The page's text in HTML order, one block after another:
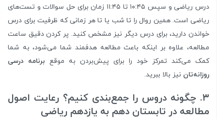
درس ریاضی و سپس ۱۰:۴۵ تا ۱۱:۴۵ زمان برای حل سوالات و تست‌های
ریاضی است. همین روال را تا شب یا تا هر زمانی که ظرفیت برای درس
خواندن دارید، برای درس دیگر نیز مشخص کنید. پر کردن دقیق ساعت
مطالعه، علاوه بر اینکه باعث مطالعه هدفمند شما می‌شود، به شما
کمک می‌کند تمرکز‌ خود را برای پیش‌بردن به موقع برنامه درسی
روزانه‌تان نیز بالا ببرید.
۳. چگونه دروس را جمع‌بندی کنیم؟ رعایت اصول
مطالعه در تابستان دهم به یازدهم ریاضی